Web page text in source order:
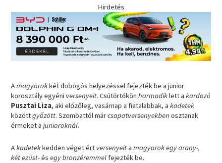
Hirdetés
Amagyarokkét dobogós helyezéssel fejezték be a junior
korosztály egyéni versenyeit. Csütörtökönharmadiklett akardozó
Pusztai Liza, aki előzőleg, vasárnap a fiatalabbak, akadetek
közöttgyőzött. Szombattól márcsapatversenyekben osztanak
érmeket ajunioroknál.
Akadetekkedden véget ért versenyeitamagyarokegy arany-,
két ezüst-ésegy bronzéremmelfejezték be.